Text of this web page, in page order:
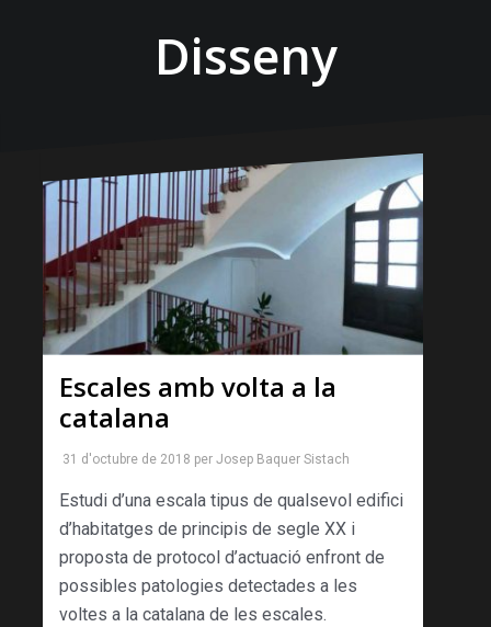
Disseny
Escales amb volta a la
catalana
31 d'octubre de 2018 per Josep Baquer Sistach
Estudi d’una escala tipus de qualsevol edifici
d’habitatges de principis de segle XX i
proposta de protocol d’actuació enfront de
possibles patologies detectades a les
voltes a la catalana de les escales.